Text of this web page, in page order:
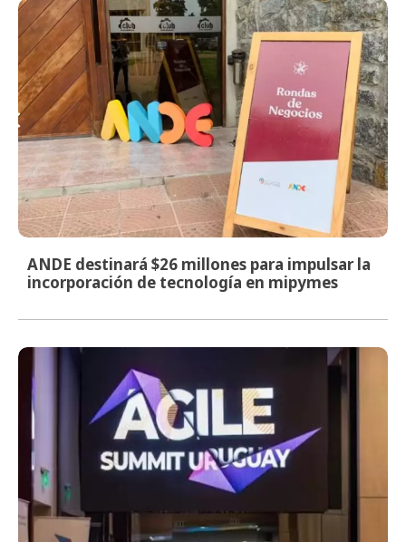
ANDE destinará $26 millones para impulsar la
incorporación de tecnología en mipymes